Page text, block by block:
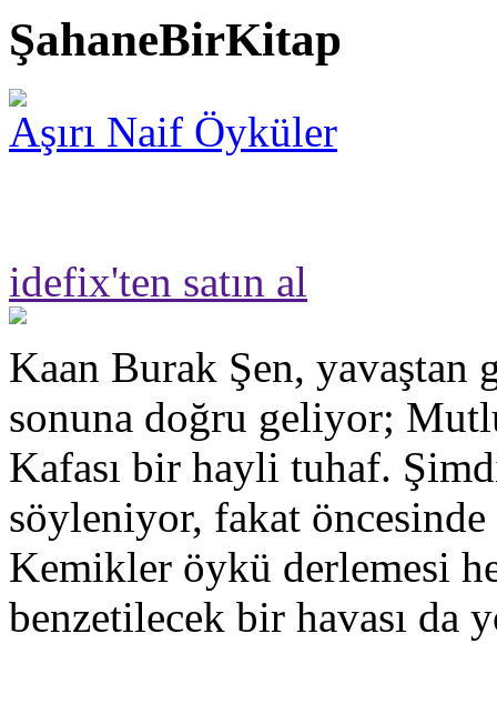
ŞahaneBirKitap
Aşırı Naif Öyküler
idefix'ten satın al
Kaan Burak Şen, yavaştan
sonuna doğru geliyor;
Kafası bir hayli tuhaf.
söyleniyor, fakat
Kemikler öykü derlemesi
benzetilecek bir havası da